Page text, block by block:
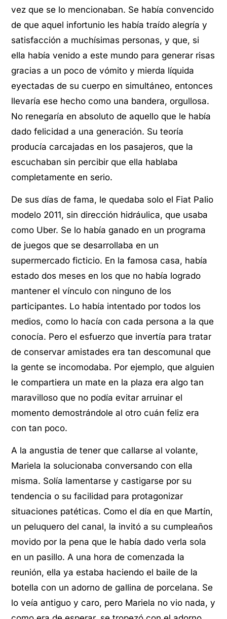
vez que se lo mencionaban. Se había convencido
de que aquel infortunio les había traído alegría y
satisfacción a muchísimas personas, y que, si
ella había venido a este mundo para generar risas
gracias a un poco de vómito y mierda líquida
eyectadas de su cuerpo en simultáneo, entonces
llevaría ese hecho como una bandera, orgullosa.
No renegaría en absoluto de aquello que le había
dado felicidad a una generación. Su teoría
producía carcajadas en los pasajeros, que la
escuchaban sin percibir que ella hablaba
completamente en serio.
De sus días de fama, le quedaba solo el Fiat Palio
modelo 2011, sin dirección hidráulica, que usaba
como Uber. Se lo había ganado en un programa
de juegos que se desarrollaba en un
supermercado ficticio. En la famosa casa, había
estado dos meses en los que no había logrado
mantener el vínculo con ninguno de los
participantes. Lo había intentado por todos los
medios, como lo hacía con cada persona a la que
conocía. Pero el esfuerzo que invertía para tratar
de conservar amistades era tan descomunal que
la gente se incomodaba. Por ejemplo, que alguien
le compartiera un mate en la plaza era algo tan
maravilloso que no podía evitar arruinar el
momento demostrándole al otro cuán feliz era
con tan poco.
A la angustia de tener que callarse al volante,
Mariela la solucionaba conversando con ella
misma. Solía lamentarse y castigarse por su
tendencia o su facilidad para protagonizar
situaciones patéticas. Como el día en que Martín,
un peluquero del canal, la invitó a su cumpleaños
movido por la pena que le había dado verla sola
en un pasillo. A una hora de comenzada la
reunión, ella ya estaba haciendo el baile de la
botella con un adorno de gallina de porcelana. Se
lo veía antiguo y caro, pero Mariela no vio nada, y